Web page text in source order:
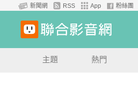
新聞網 RSS App 粉絲團
主題 熱門